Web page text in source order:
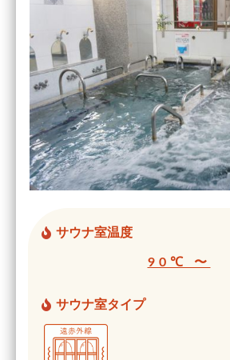
サウナ室温度
90℃ 〜
サウナ室タイプ